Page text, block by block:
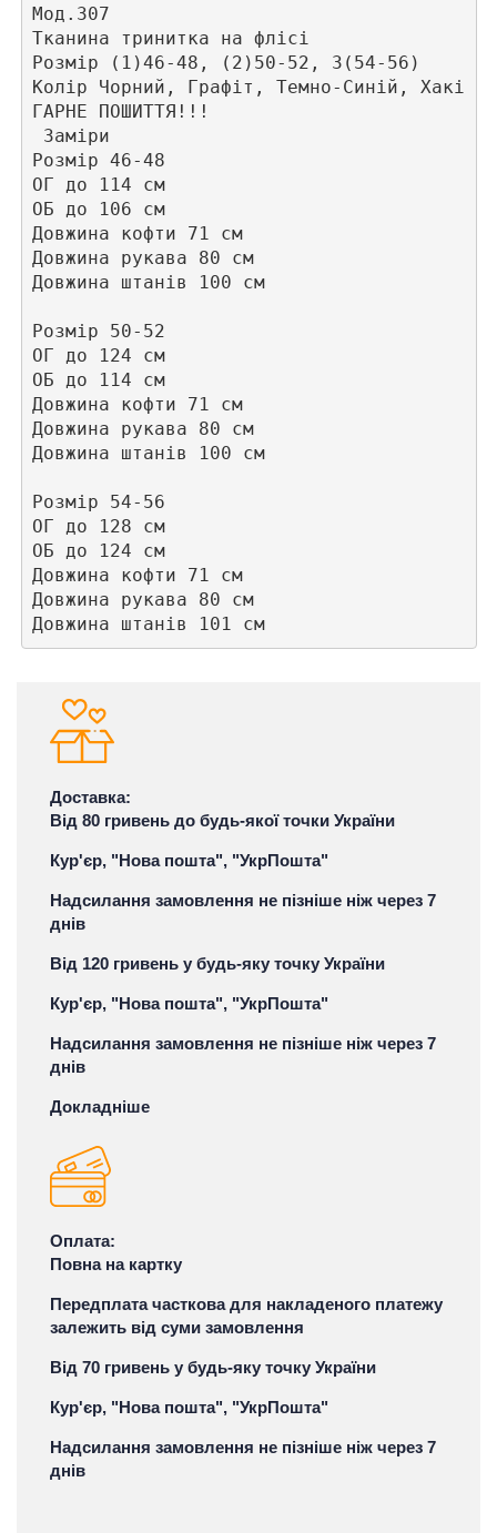
Мод.307
Тканина тринитка на флісі
Розмір (1)46-48, (2)50-52, 3(54-56)
Колір Чорний, Графіт, Темно-Синій, Хакі
ГАРНЕ ПОШИТТЯ!!!
Заміри
Розмір 46-48
ОГ до 114 см
ОБ до 106 см
Довжина кофти 71 см
Довжина рукава 80 см
Довжина штанів 100 см
Розмір 50-52
ОГ до 124 см
ОБ до 114 см
Довжина кофти 71 см
Довжина рукава 80 см
Довжина штанів 100 см
Розмір 54-56
ОГ до 128 см
ОБ до 124 см
Довжина кофти 71 см
Довжина рукава 80 см
Довжина штанів 101 см
Доставка:
Від 80 гривень до будь-якої точки України
Кур'єр, "Нова пошта", "УкрПошта"
Надсилання замовлення не пізніше ніж через 7
днів
Від 120 гривень у будь-яку точку України
Кур'єр, "Нова пошта", "УкрПошта"
Надсилання замовлення не пізніше ніж через 7
днів
Докладніше
Оплата:
Повна на картку
Передплата часткова для накладеного платежу
залежить від суми замовлення
Від 70 гривень у будь-яку точку України
Кур'єр, "Нова пошта", "УкрПошта"
Надсилання замовлення не пізніше ніж через 7
днів